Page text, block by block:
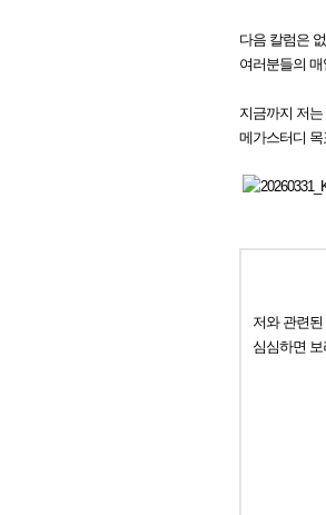
다음 칼럼은
여러분들의
지금까지 저
메가스터디
저와 관련
심심하면